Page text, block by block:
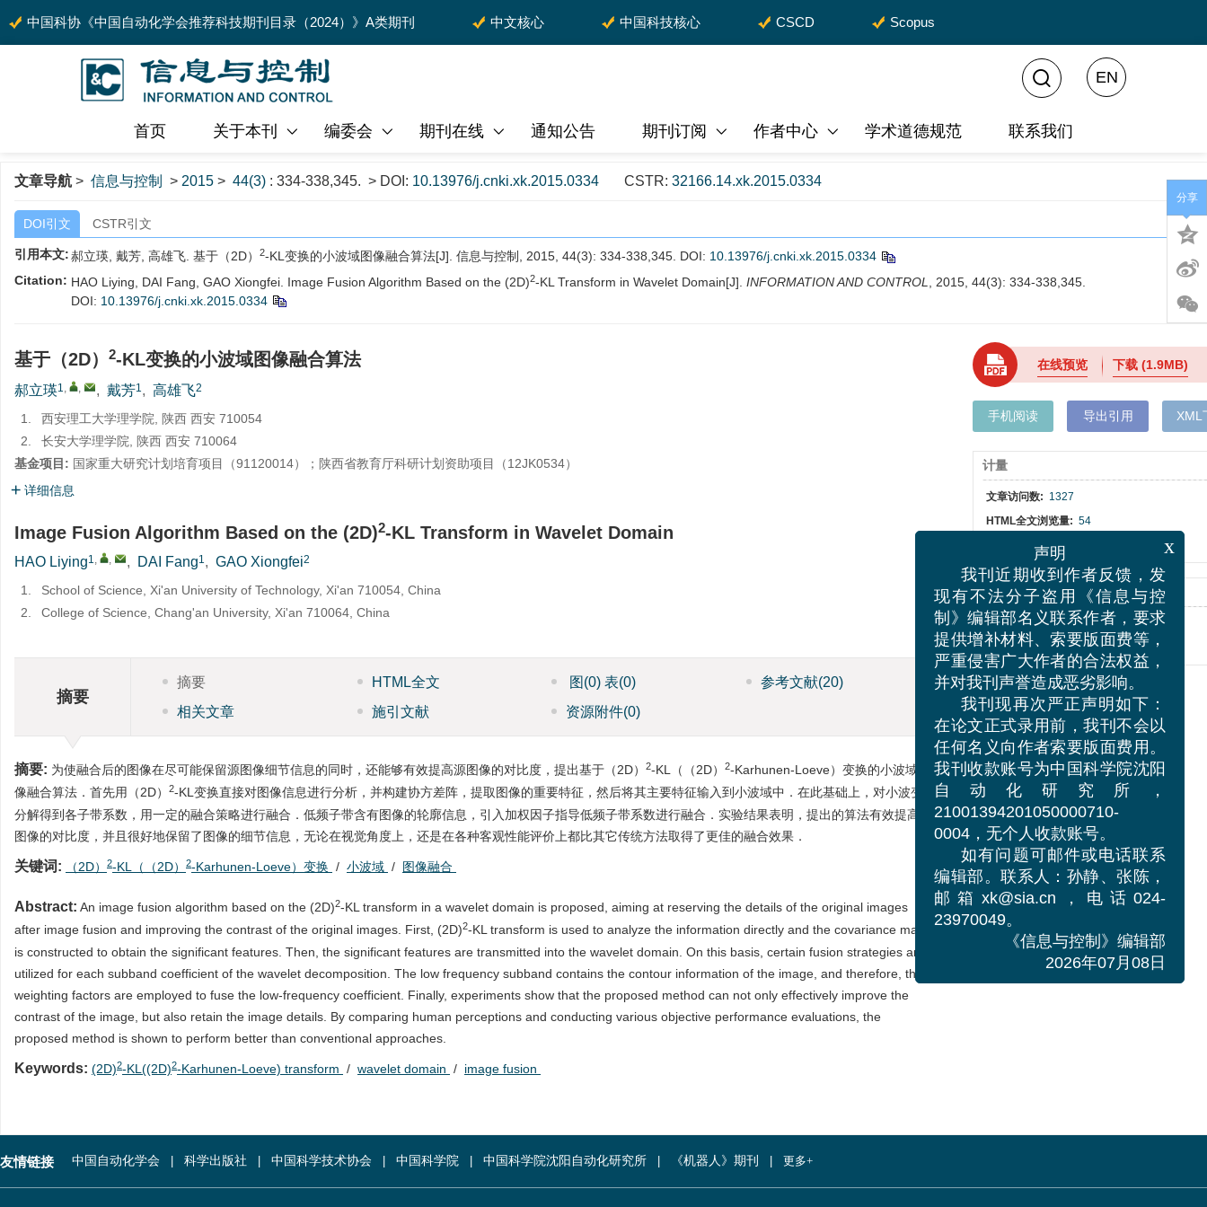
中国科协《中国自动化学会推荐科技期刊目录（2024）》A类期刊 中文核心 中国科技核心 CSCD Scopus
首页 关于本刊 编委会 期刊在线 通知公告 期刊订阅 作者中心 学术道德规范 联系我们
EN
文章导航 > 信息与控制 > 2015 > 44(3) : 334-338,345. > DOI: 10.13976/j.cnki.xk.2015.0334 CSTR: 32166.14.xk.2015.0334
DOI引文 CSTR引文
引用本文:郝立瑛, 戴芳, 高雄飞. 基于（2D） 2-KL变换的小波域图像融合算法[J]. 信息与控制, 2015, 44(3): 334-338,345. DOI: 10.13976/j.cnki.xk.2015.0334
Citation: HAO Liying, DAI Fang, GAO Xiongfei. Image Fusion Algorithm Based on the (2D)2-KL Transform in Wavelet Domain[J]. INFORMATION AND CONTROL
, 2015, 44(3): 334-338,345.
DOI: 10.13976/j.cnki.xk.2015.0334
基于（2D） 2-KL变换的小波域图像融合算法
郝立瑛1, , , 戴芳1, 高雄飞2
1.
西安理工大学理学院, 陕西 西安 710054
2.
长安大学理学院, 陕西 西安 710064
基金项目: 国家重大研究计划培育项目（91120014）；陕西省教育厅科研计划资助项目（12JK0534）
详细信息
Image Fusion Algorithm Based on the (2D)2-KL Transform in Wavelet Domain
HAO Liying1, , , DAI Fang1, GAO Xiongfei2
1.
School of Science, Xi'an University of Technology, Xi'an 710054, China
2.
College of Science, Chang'an University, Xi'an 710064, China
摘要
摘要 HTML全文 图 (0) 表(0) 参考文献(20)
相关文章
施引文献 资源附件(0)
摘要: 为使融合后的图像在尽可能保留源图像细节信息的同时，还能够有效提高源图像的对比度，提出基于（2D） 2-KL（（2D） 2-Karhunen-Loeve）变换的小波域图
像融合算法．首先用（2D）
2-KL变换直接对图像信息进行分析，并构建协方差阵，提取图像的重要特征，然后将其主要特征输入到小波域中．在此基础上，对小波变换
分解得到各子带系数，用一定的融合策略进行融合．低频子带含有图像的轮廓信息，引入加权因子指导低频子带系数进行融合．实验结果表明，提出的算法有效提高了
图像的对比度，并且很好地保留了图像的细节信息，无论在视觉角度上，还是在各种客观性能评价上都比其它传统方法取得了更佳的融合效果．
关键词: （2D） 2-KL（（2D） 2-Karhunen-Loeve）变换 / 小波域 / 图像融合
Abstract: An image fusion algorithm based on the (2D)2-KL transform in a wavelet domain is proposed, aiming at reserving the details of the original images
after image fusion and improving the contrast of the original images. First, (2D)2-KL transform is used to analyze the information directly and the covariance matrix
is constructed to obtain the significant features. Then, the significant features are transmitted into the wavelet domain. On this basis, certain fusion strategies are
utilized for each subband coefficient of the wavelet decomposition. The low frequency subband contains the contour information of the image, and therefore, the
weighting factors are employed to fuse the low-frequency coefficient. Finally, experiments show that the proposed method can not only effectively improve the
contrast of the image, but also retain the image details. By comparing human perceptions and conducting various objective performance evaluations, the
proposed method is shown to perform better than conventional approaches.
Keywords: (2D)2-KL((2D)2-Karhunen-Loeve) transform / wavelet domain / image fusion
在线预览 下载(1.9MB)
手机阅读 导出引用 XML
计量
文章访问数: 1327
HTML全文浏览量: 54
PDF下载量: 294
出版历程
收稿日期: 2014-05-26
发布日期: 2015-06-19
分享
友情链接 中国自动化学会 科学出版社 中国科学技术协会 中国科学院 中国科学院沈阳自动化研究所 《机器人》期刊 更多+
x
声明
我刊近期收到作者反馈，发
现有不法分子盗用《信息与控
制》编辑部名义联系作者，要求
提供增补材料、索要版面费等，
严重侵害广大作者的合法权益，
并对我刊声誉造成恶劣影响。
我刊现再次严正声明如下：
在论文正式录用前，我刊不会以
任何名义向作者索要版面费用。
我刊收款账号为中国科学院沈阳
自动化研究所，
21001394201050000710-
0004，无个人收款账号。
如有问题可邮件或电话联系
编辑部。联系人：孙静、张陈，
邮箱xk@sia.cn，电话024-
23970049。
《信息与控制》编辑部
2026年07月08日